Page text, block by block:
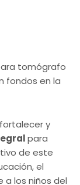
tomógrafo
fondos en la
y
para
de este
el
a los niños del